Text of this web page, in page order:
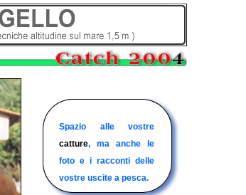
Spazio alle vostre
catture, ma anche le
foto e i racconti delle
vostre uscite a pesca.
Il sito delle barche e
degli equipaggi di
pesca d'altura italiani..
I club o circoli nautici
ospiti di biggame.it, info
sulle loro attività.
I charter italiani per la
pesca d'altura al tonno,
squali, alalunghe, nei
nostri mari.